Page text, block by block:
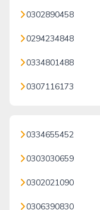
0302890458
0294234848
0334801488
0307116173
0334655452
0303030659
0302021090
0306390830